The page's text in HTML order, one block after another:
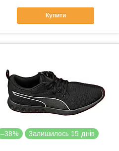
Купити
–38% Залишилось 15 днів